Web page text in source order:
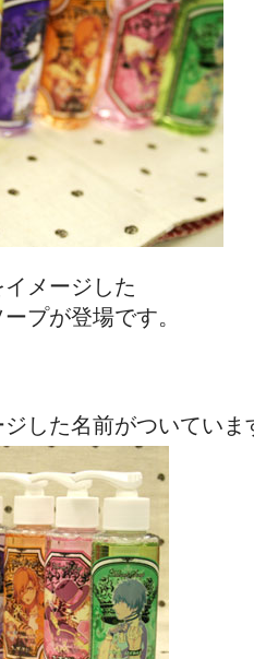
メージした
プが登場です。
した名前がついていま